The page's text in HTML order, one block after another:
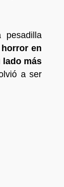
pesadilla
en
más
a ser